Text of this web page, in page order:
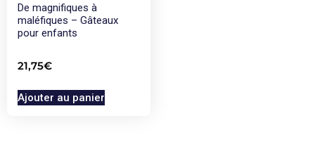
De magnifiques à
maléfiques – Gâteaux
pour enfants
21,75€
Ajouter au panier